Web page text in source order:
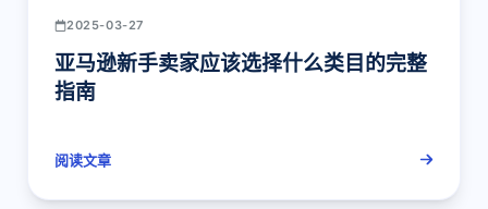
2025-03-27
亚马逊新手卖家应该选择什么类目的完整
指南
阅读文章